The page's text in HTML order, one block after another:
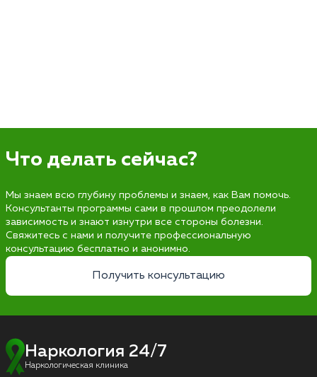
Что делать сейчас?
Мы знаем всю глубину проблемы и знаем, как Вам помочь.
Консультанты программы сами в прошлом преодолели
зависимость и знают изнутри все стороны болезни.
Свяжитесь с нами и получите профессиональную
консультацию бесплатно и анонимно.
Получить консультацию
Наркология 24/7
Наркологическая клиника